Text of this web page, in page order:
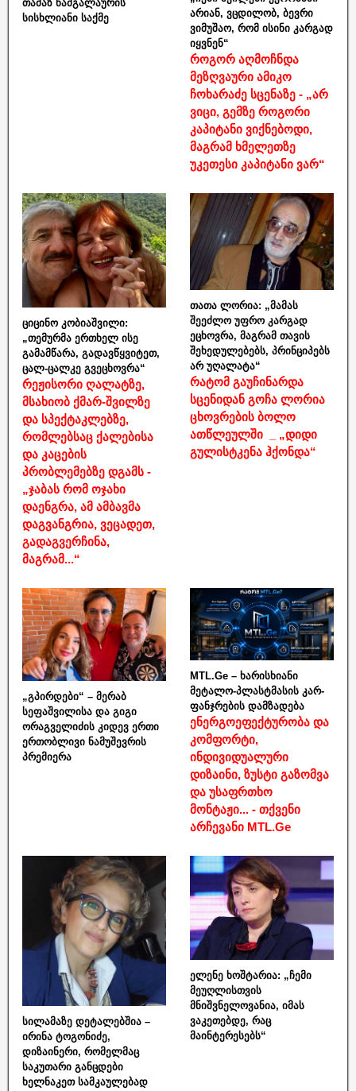
თამაზ ნამგალაურის
სისხლიანი საქმე
არიან, ვცდილობ, ბევრი
ვიმუშაო, რომ ისინი კარგად
იყვნენ“
როგორ აღმოჩნდა
მეზღვაური ამიკო
ჩოხარაძე სცენაზე - „არ
ვიცი, გემზე როგორი
კაპიტანი ვიქნებოდი,
მაგრამ ხმელეთზე
უკეთესი კაპიტანი ვარ“
ციცინო კობიაშვილი:
„თემურმა ერთხელ ისე
გამამწარა, გადავწყვიტეთ,
ცალ-ცალკე გვეცხოვრა“
რეჟისორი ღალატზე,
მსახიობ ქმარ-შვილზე
და სპექტაკლებზე,
რომლებსაც ქალებისა
და კაცების
პრობლემებზე დგამს -
„ჯაბას რომ ოჯახი
დაენგრა, ამ ამბავმა
დაგვანგრია, ვეცადეთ,
გადაგვერჩინა,
მაგრამ...“
თათა ლორია: „მამას
შეეძლო უფრო კარგად
ეცხოვრა, მაგრამ თავის
შეხედულებებს, პრინციპებს
არ უღალატა“
რატომ გაუჩინარდა
სცენიდან გოჩა ლორია
ცხოვრების ბოლო
ათწლეულში _ „დიდი
გულისტკენა ჰქონდა“
„გპირდები“ – მერაბ
სეფაშვილისა და გიგი
ორაგველიძის კიდევ ერთი
ერთობლივი ნამუშევრის
პრემიერა
MTL.Ge – ხარისხიანი
მეტალო-პლასტმასის კარ-
ფანჯრების დამზადება
ენერგოეფექტურობა და
კომფორტი,
ინდივიდუალური
დიზაინი, ზუსტი გაზომვა
და უსაფრთხო
მონტაჟი... - თქვენი
არჩევანი MTL.Ge
სილამაზე დეტალებშია –
ირინა ტოგონიძე,
დიზაინერი, რომელმაც
საკუთარი განცდები
ხელნაკეთ სამკაულებად
ელენე ხოშტარია: „ჩემი
მეუღლისთვის
მნიშვნელოვანია, იმას
ვაკეთებდე, რაც
მაინტერესებს“